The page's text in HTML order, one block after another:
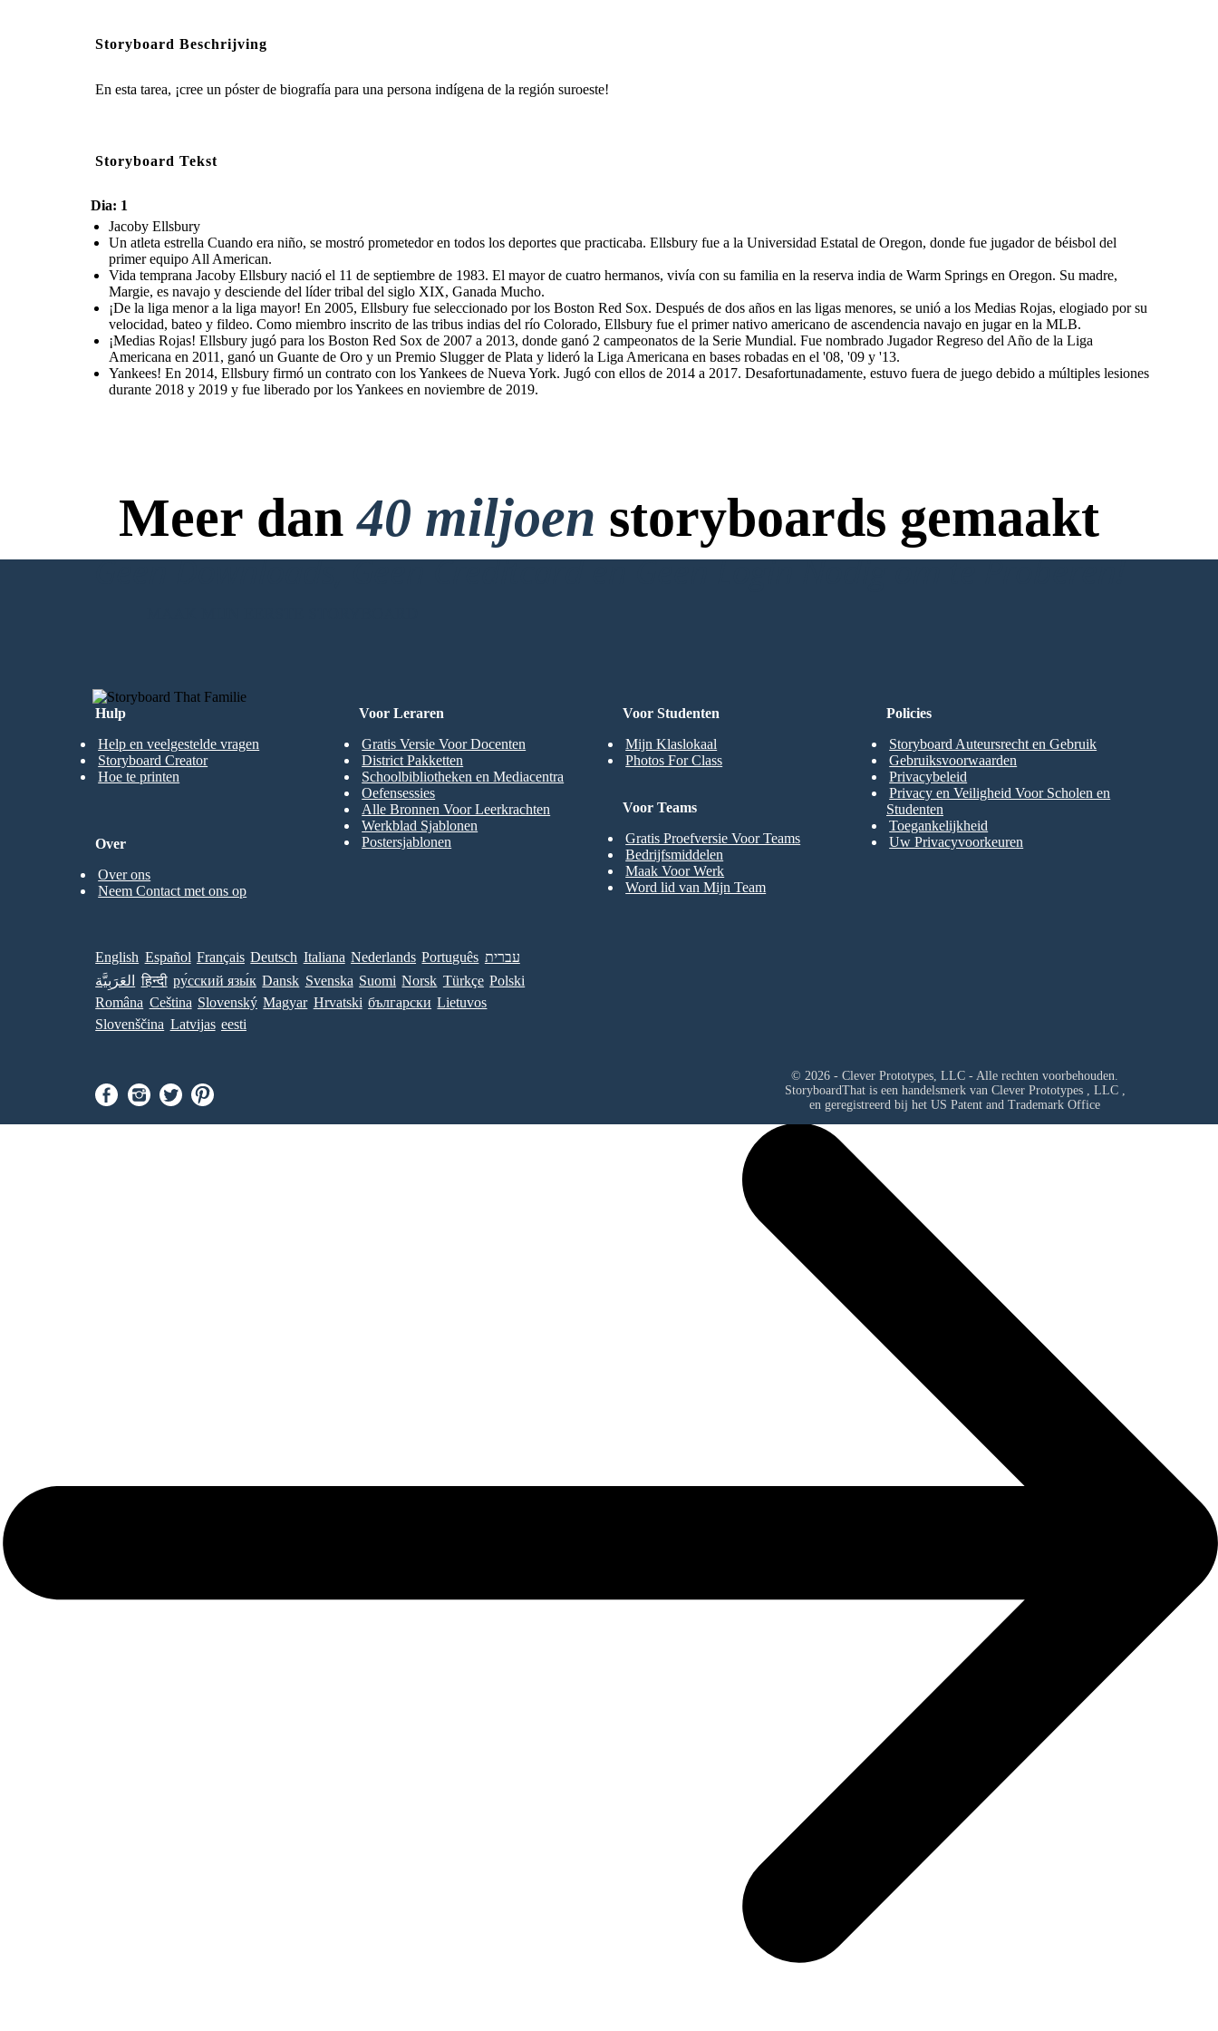
Storyboard Beschrijving
En esta tarea, ¡cree un póster de biografía para una persona indígena de la región suroeste!
Storyboard Tekst
Dia: 1
Jacoby Ellsbury
Un atleta estrella Cuando era niño, se mostró prometedor en todos los deportes que practicaba. Ellsbury fue a la Universidad Estatal de Oregon, donde fue jugador de béisbol del
primer equipo All American.
Vida temprana Jacoby Ellsbury nació el 11 de septiembre de 1983. El mayor de cuatro hermanos, vivía con su familia en la reserva india de Warm Springs en Oregon. Su madre,
Margie, es navajo y desciende del líder tribal del siglo XIX, Ganada Mucho.
¡De la liga menor a la liga mayor! En 2005, Ellsbury fue seleccionado por los Boston Red Sox. Después de dos años en las ligas menores, se unió a los Medias Rojas, elogiado por su
velocidad, bateo y fildeo. Como miembro inscrito de las tribus indias del río Colorado, Ellsbury fue el primer nativo americano de ascendencia navajo en jugar en la MLB.
¡Medias Rojas! Ellsbury jugó para los Boston Red Sox de 2007 a 2013, donde ganó 2 campeonatos de la Serie Mundial. Fue nombrado Jugador Regreso del Año de la Liga
Americana en 2011, ganó un Guante de Oro y un Premio Slugger de Plata y lideró la Liga Americana en bases robadas en el '08, '09 y '13.
Yankees! En 2014, Ellsbury firmó un contrato con los Yankees de Nueva York. Jugó con ellos de 2014 a 2017. Desafortunadamente, estuvo fuera de juego debido a múltiples lesiones
durante 2018 y 2019 y fue liberado por los Yankees en noviembre de 2019.
Meer dan40 miljoen storyboards gemaakt
Geen Downloads, Geen Creditcard en Geen Login Nodig om te Proberen!
Hulp
Help en veelgestelde vragen
Storyboard Creator
Hoe te printen
Voor Studenten
Mijn Klaslokaal
Photos For Class
Voor Leraren
Gratis Versie Voor Docenten
District Pakketten
Schoolbibliotheken en Mediacentra
Oefensessies
Alle Bronnen Voor Leerkrachten
Werkblad Sjablonen
Postersjablonen
Voor Teams
Gratis Proefversie Voor Teams
Bedrijfsmiddelen
Maak Voor Werk
Word lid van Mijn Team
Over
Over ons
Neem Contact met ons op
Policies
Storyboard Auteursrecht en Gebruik
Gebruiksvoorwaarden
Privacybeleid
Privacy en Veiligheid Voor Scholen en
Studenten
Toegankelijkheid
Uw Privacyvoorkeuren
English Español Français Deutsch Italiana Nederlands Português עברית
العَرَبِيَّة
हिन्दी ру́сский язы́к Dansk Svenska Suomi Norsk Türkçe Polski
Româna Ceština Slovenský Magyar Hrvatski български Lietuvos
Slovenščina Latvijas eesti
© 2026 - Clever Prototypes, LLC - Alle rechten voorbehouden.
StoryboardThat is een handelsmerk van Clever Prototypes , LLC,
en geregistreerd bij het US Patent and Trademark Office